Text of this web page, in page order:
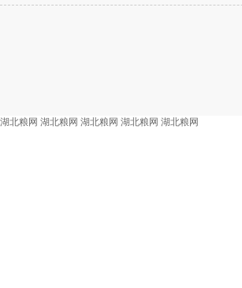
湖北粮网 湖北粮网 湖北粮网 湖北粮网 湖北粮网